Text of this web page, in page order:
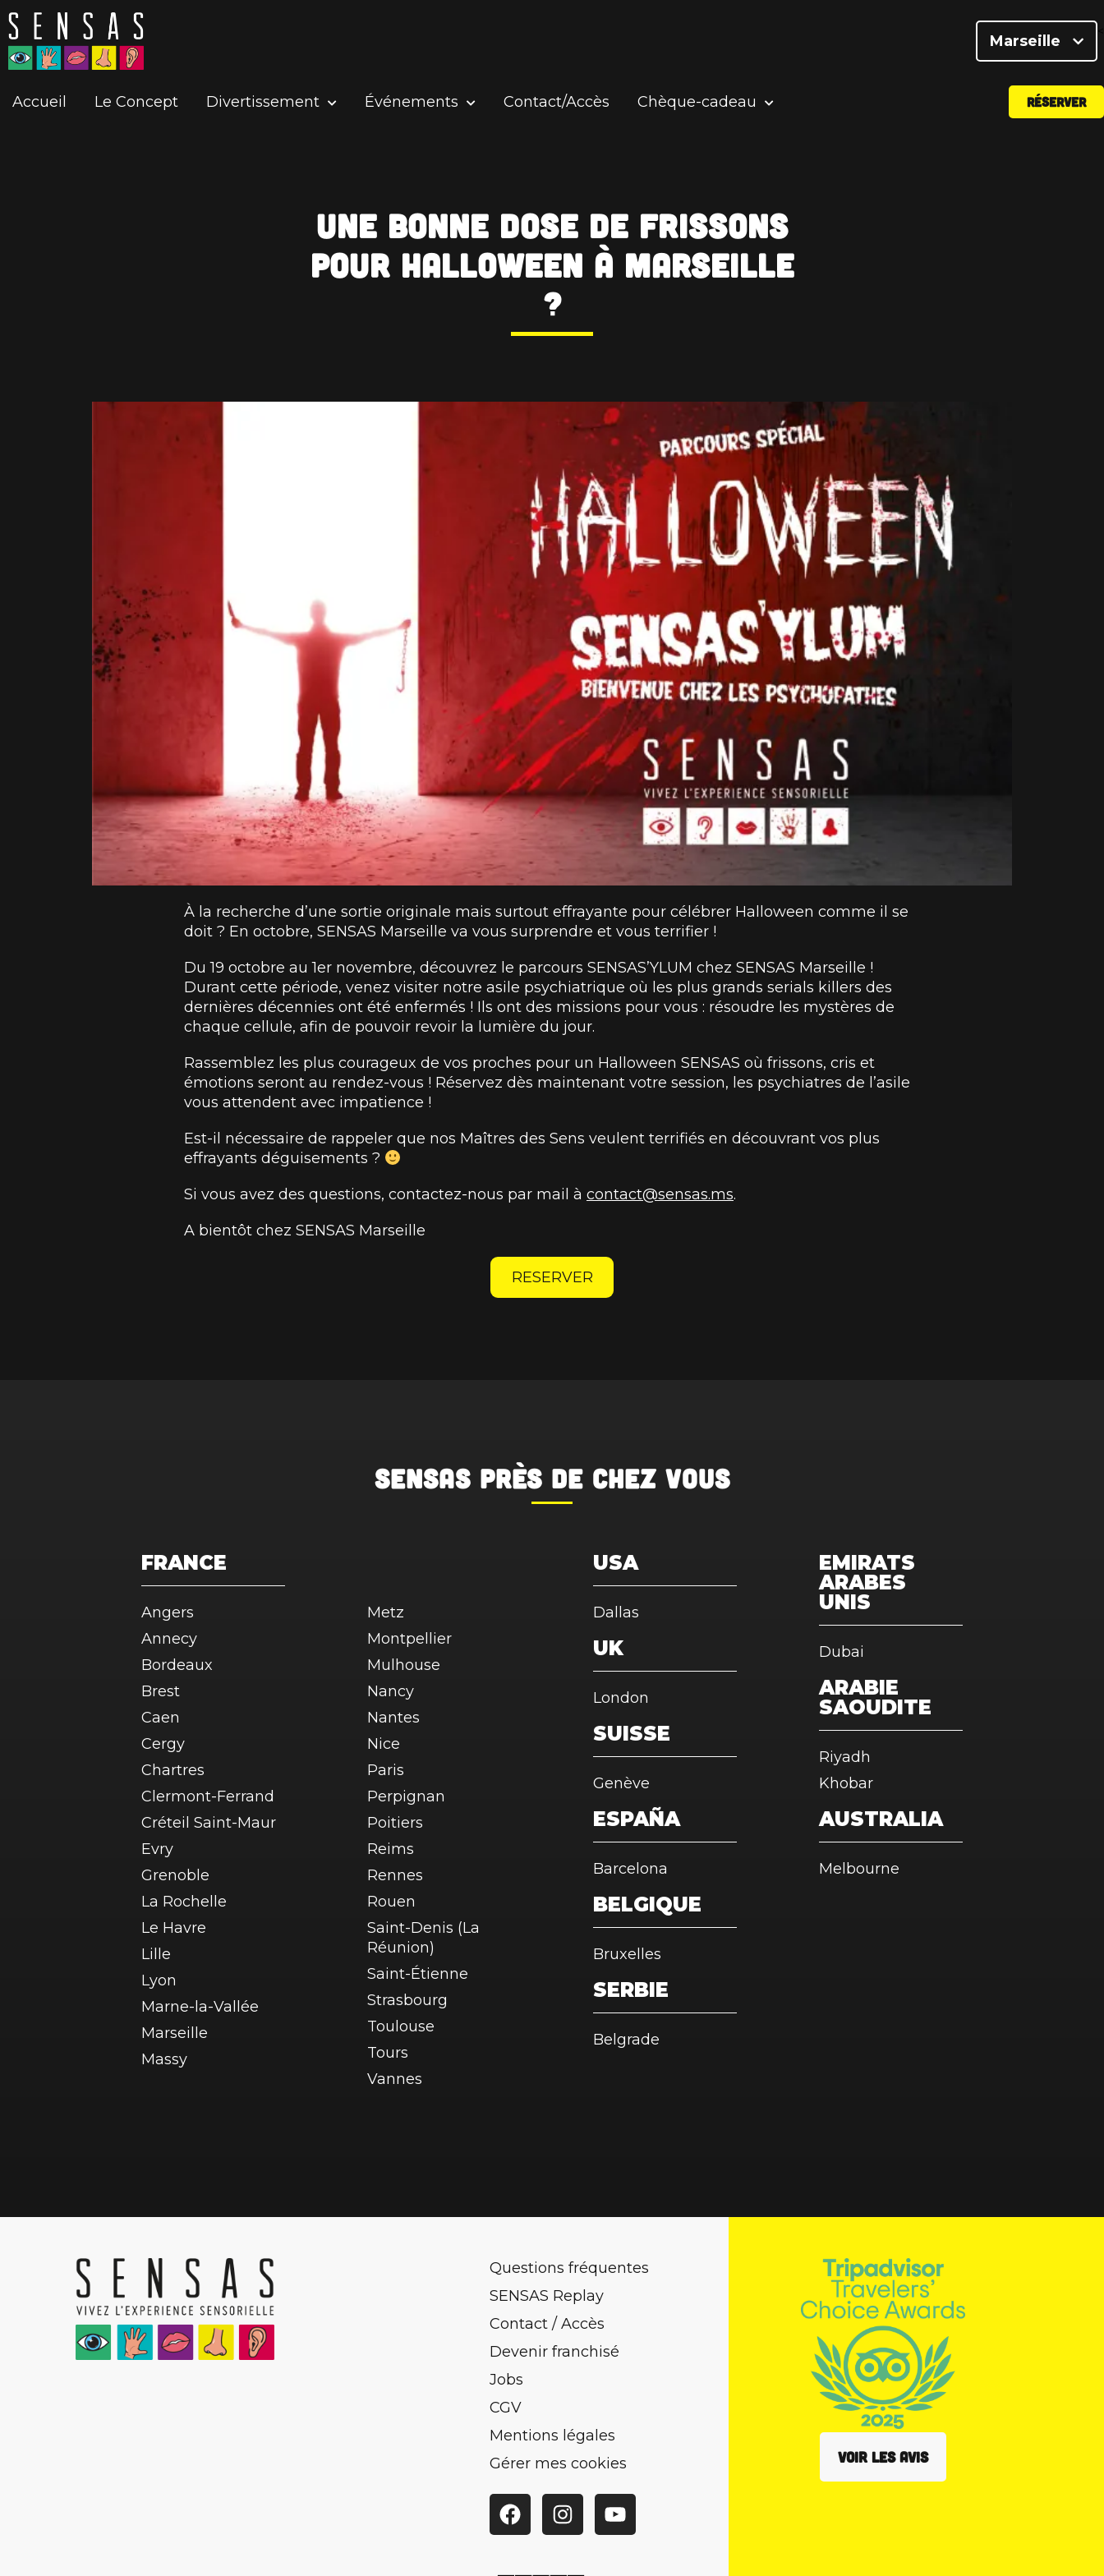
Marseille
Accueil Le Concept Divertissement Événements Contact/Accès Chèque-cadeau RÉSERVER
Une bonne dose de frissons
pour Halloween à Marseille
?
À la recherche d’une sortie originale mais surtout effrayante pour célébrer Halloween comme il se
doit ? En octobre, SENSAS Marseille va vous surprendre et vous terrifier !
Du 19 octobre au 1er novembre, découvrez le parcours SENSAS’YLUM chez SENSAS Marseille !
Durant cette période, venez visiter notre asile psychiatrique où les plus grands serials killers des
dernières décennies ont été enfermés ! Ils ont des missions pour vous : résoudre les mystères de
chaque cellule, afin de pouvoir revoir la lumière du jour.
Rassemblez les plus courageux de vos proches pour un Halloween SENSAS où frissons, cris et
émotions seront au rendez-vous ! Réservez dès maintenant votre session, les psychiatres de l’asile
vous attendent avec impatience !
Est-il nécessaire de rappeler que nos Maîtres des Sens veulent terrifiés en découvrant vos plus
effrayants déguisements ?
Si vous avez des questions, contactez-nous par mail à contact@sensas.ms.
A bientôt chez SENSAS Marseille
RESERVER
SENSASprès de chez vous
FRANCE
Angers
Annecy
Bordeaux
Brest
Caen
Cergy
Chartres
Clermont-Ferrand
Créteil Saint-Maur
Evry
Grenoble
La Rochelle
Le Havre
Lille
Lyon
Marne-la-Vallée
Marseille
Massy
Metz
Montpellier
Mulhouse
Nancy
Nantes
Nice
Paris
Perpignan
Poitiers
Reims
Rennes
Rouen
Saint-Denis (La
Réunion)
Saint-Étienne
Strasbourg
Toulouse
Tours
Vannes
USA
Dallas
UK
London
SUISSE
Genève
ESPAÑA
Barcelona
BELGIQUE
Bruxelles
SERBIE
Belgrade
EMIRATS
ARABES
UNIS
Dubai
ARABIE
SAOUDITE
Riyadh
Khobar
AUSTRALIA
Melbourne
Questions fréquentes
SENSAS Replay
Contact / Accès
Devenir franchisé
Jobs
CGV
Mentions légales
Gérer mes cookies
FacebookInstagramYouTube
VOIR LES AVIS